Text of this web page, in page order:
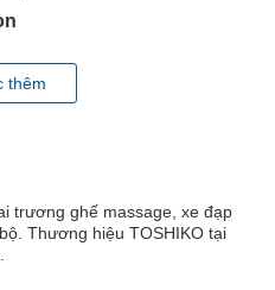
này có khả năng điều chỉnh
đáp ứng được nhu cầu lưu trữ
C, thích hợp lưu trữ các loại đồ
bảo quản tươi mát trong
- 1): 0 đến -8 độ C, lưu trữ
thêm
trương ghế massage, xe đạp
Thương hiệu TOSHIKO tại